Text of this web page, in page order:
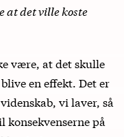
at det ville koste
være, at det skulle
en effekt. Det er
vi laver, så
på